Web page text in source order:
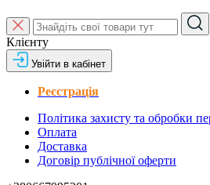
Клієнту
Увійти в кабінет
Реєстрація
Політика захисту та обробки
Оплата
Доставка
Договір публічної оферти